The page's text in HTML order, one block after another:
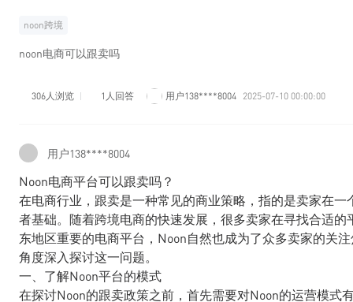
noon跨境
noon电商可以跟卖吗
306人浏览 1人回答 用户138****8004 2025-07-10 00:00:00
用户138****8004
Noon电商平台可以跟卖吗？
在电商行业，跟卖是一种常见的商业策略，指的是卖家在
者基础。随着跨境电商的快速发展，很多卖家在寻找合适
东地区重要的电商平台，Noon自然也成为了众多卖家的关
角度深入探讨这一问题。
一、了解Noon平台的模式
在探讨Noon的跟卖政策之前，首先需要对Noon的运营模式